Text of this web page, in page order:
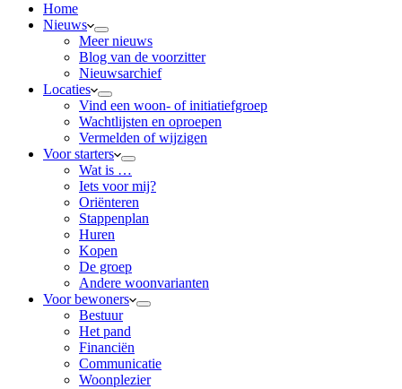
Home
Nieuws
Meer nieuws
Blog van de voorzitter
Nieuwsarchief
Locaties
Vind een woon- of initiatiefgroep
Wachtlijsten en oproepen
Vermelden of wijzigen
Voor starters
Wat is …
Iets voor mij?
Oriënteren
Stappenplan
Huren
Kopen
De groep
Andere woonvarianten
Voor bewoners
Bestuur
Het pand
Financiën
Communicatie
Woonplezier